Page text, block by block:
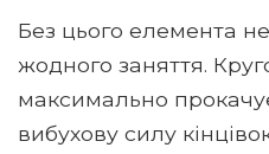
Без цього елемента
жодного заняття.
максимально
вибухову силу